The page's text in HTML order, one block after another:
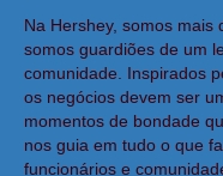
Na Hershey, somos mais
somos guardiões de um
comunidade. Inspirados
os negócios devem ser
momentos de bondade
nos guia em tudo o que
funcionários e